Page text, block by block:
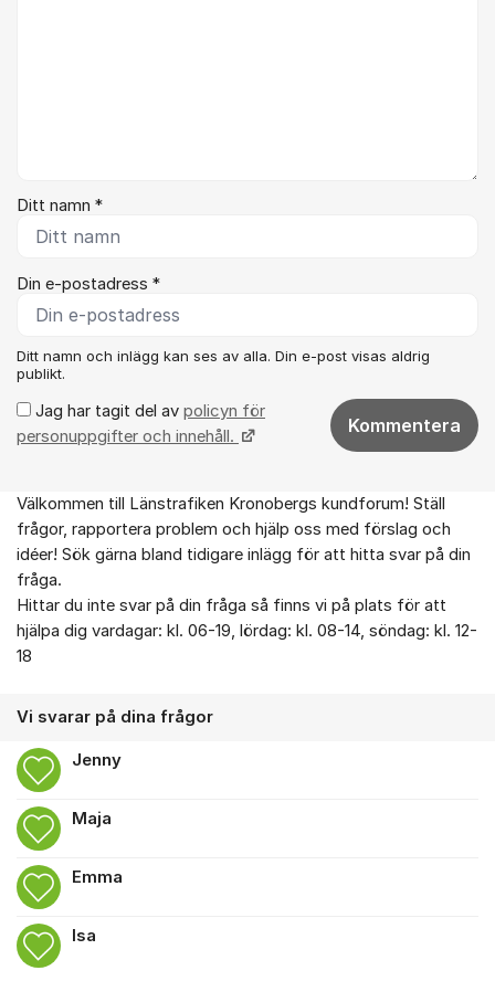
Ditt namn *
Din e-postadress *
Ditt namn och inlägg kan ses av alla. Din e-post visas aldrig
publikt.
Jag har tagit del av policyn för
personuppgifter och innehåll.
Kommentera
Om forumet
Välkommen till Länstrafiken Kronobergs kundforum! Ställ
frågor, rapportera problem och hjälp oss med förslag och
idéer! Sök gärna bland tidigare inlägg för att hitta svar på din
fråga.
Hittar du inte svar på din fråga så finns vi på plats för att
hjälpa dig vardagar: kl. 06-19, lördag: kl. 08-14, söndag: kl. 12-
18
Vi svarar på dina frågor
Jenny
Maja
Emma
Isa